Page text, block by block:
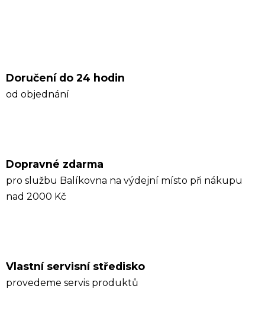
Doručení do 24 hodin
od objednání
Dopravné zdarma
pro službu Balíkovna na výdejní místo při nákupu
nad 2000 Kč
Vlastní servisní středisko
provedeme servis produktů